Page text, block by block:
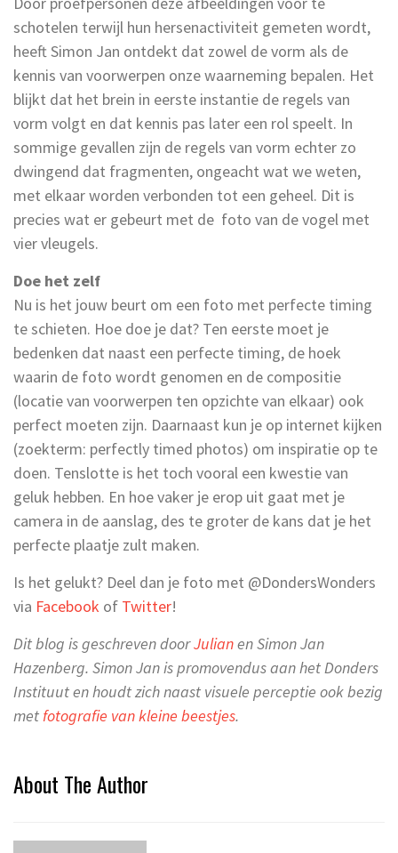
schotelen terwijl hun hersenactiviteit gemeten wordt,
heeft Simon Jan ontdekt dat zowel de vorm als de
kennis van voorwerpen onze waarneming bepalen. Het
blijkt dat het brein in eerste instantie de regels van
vorm volgt en dat kennis pas later een rol speelt. In
sommige gevallen zijn de regels van vorm echter zo
dwingend dat fragmenten, ongeacht wat we weten,
met elkaar worden verbonden tot een geheel. Dit is
precies wat er gebeurt met de foto van de vogel met
vier vleugels.
Doe het zelf
Nu is het jouw beurt om een foto met perfecte timing
te schieten. Hoe doe je dat? Ten eerste moet je
bedenken dat naast een perfecte timing, de hoek
waarin de foto wordt genomen en de compositie
(locatie van voorwerpen ten opzichte van elkaar) ook
perfect moeten zijn. Daarnaast kun je op internet kijken
(zoekterm: perfectly timed photos) om inspiratie op te
doen. Tenslotte is het toch vooral een kwestie van
geluk hebben. En hoe vaker je erop uit gaat met je
camera in de aanslag, des te groter de kans dat je het
perfecte plaatje zult maken.
Is het gelukt? Deel dan je foto met @DondersWonders
via Facebook of Twitter!
Dit blog is geschreven doorJulianen Simon Jan
Hazenberg. Simon Jan is promovendus aan het Donders
Instituut en houdt zich naast visuele perceptie ook bezig
metfotografie van kleine beestjes.
About The Author